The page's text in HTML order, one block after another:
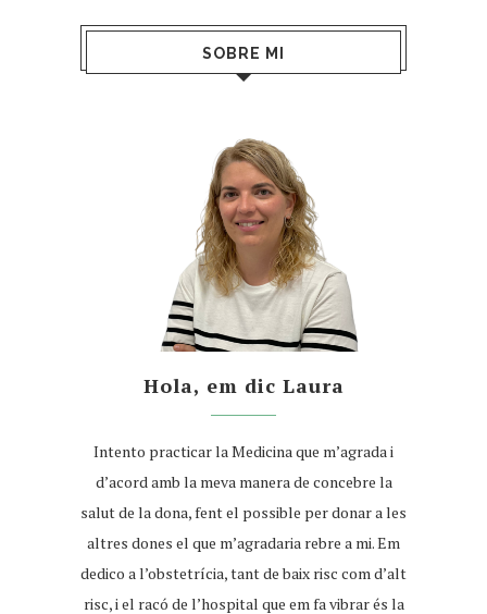
SOBRE MI
Hola, em dic Laura
Intento practicar la Medicina que m’agrada i
d’acord amb la meva manera de concebre la
salut de la dona, fent el possible per donar a les
altres dones el que m’agradaria rebre a mi. Em
dedico a l’obstetrícia, tant de baix risc com d’alt
risc, i el racó de l’hospital que em fa vibrar és la